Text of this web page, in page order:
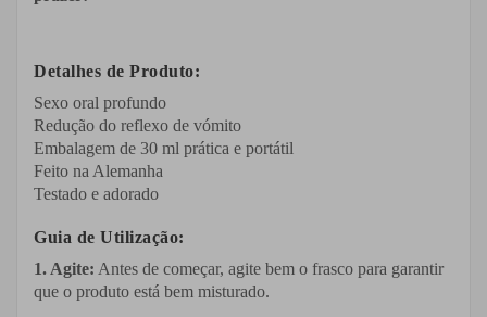
Detalhes de Produto:
Sexo oral profundo
Redução do reflexo de vómito
Embalagem de 30 ml prática e portátil
Feito na Alemanha
Testado e adorado
Guia de Utilização:
1. Agite: Antes de começar, agite bem o frasco para garantir
que o produto está bem misturado.